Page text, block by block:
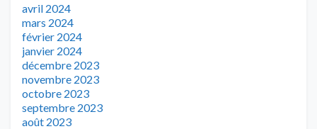
avril 2024
mars 2024
février 2024
janvier 2024
décembre 2023
novembre 2023
octobre 2023
septembre 2023
août 2023